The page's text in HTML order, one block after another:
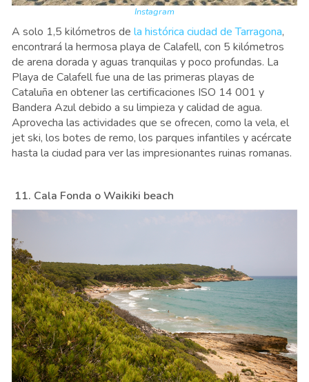
Instagram
A solo 1,5 kilómetros de la histórica ciudad de Tarragona,
encontrará la hermosa playa de Calafell, con 5 kilómetros
de arena dorada y aguas tranquilas y poco profundas. La
Playa de Calafell fue una de las primeras playas de
Cataluña en obtener las certificaciones ISO 14 001 y
Bandera Azul debido a su limpieza y calidad de agua.
Aprovecha las actividades que se ofrecen, como la vela, el
jet ski, los botes de remo, los parques infantiles y acércate
hasta la ciudad para ver las impresionantes ruinas romanas.
11. Cala Fonda o Waikiki beach